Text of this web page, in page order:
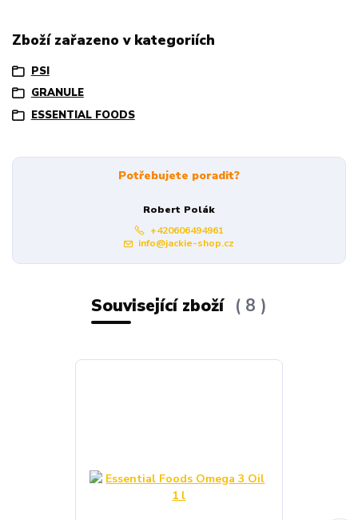
Zboží zařazeno v kategoriích
PSI
GRANULE
ESSENTIAL FOODS
Potřebujete poradit?
Robert Polák
+420606494961
info@jackie-shop.cz
Související zboží 8